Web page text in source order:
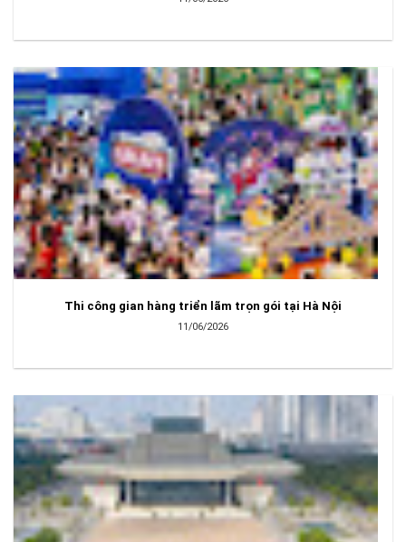
Thi công gian hàng triển lãm trọn gói tại Hà Nội
11/06/2026